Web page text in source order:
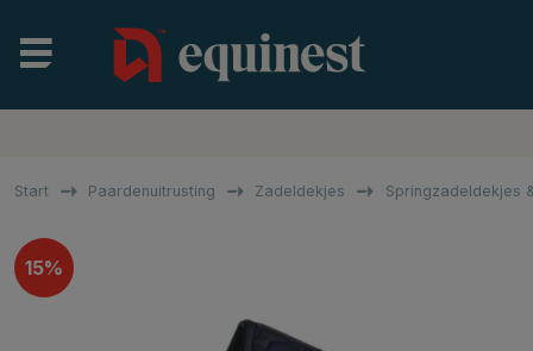
Start Paardenuitrusting Zadeldekjes Springzadeldekjes
15%